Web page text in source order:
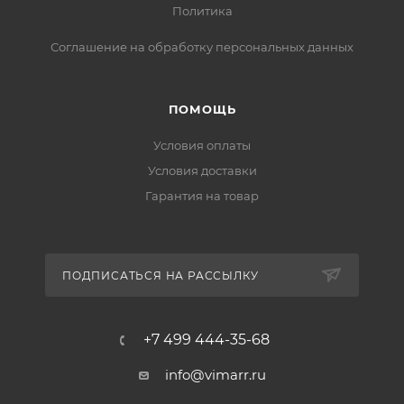
Политика
Соглашение на обработку персональных данных
ПОМОЩЬ
Условия оплаты
Условия доставки
Гарантия на товар
ПОДПИСАТЬСЯ НА РАССЫЛКУ
+7 499 444-35-68
info@vimarr.ru